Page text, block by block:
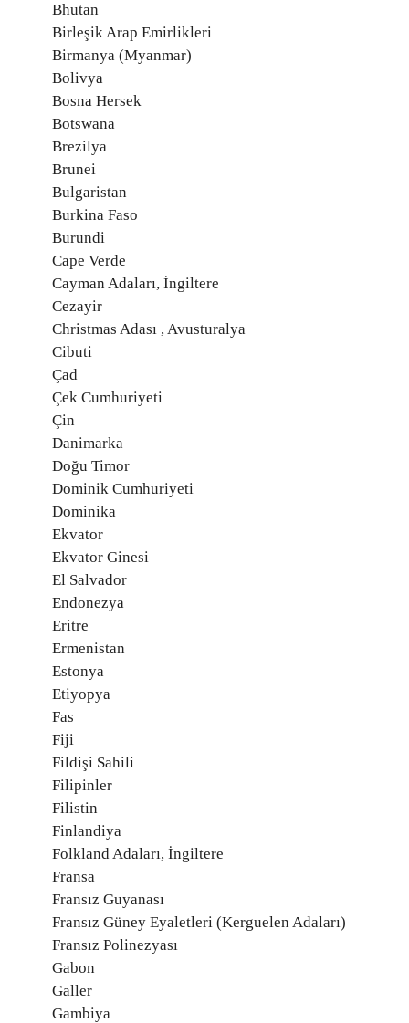
Bhutan
Birleşik Arap Emirlikleri
Birmanya (Myanmar)
Bolivya
Bosna Hersek
Botswana
Brezilya
Brunei
Bulgaristan
Burkina Faso
Burundi
Cape Verde
Cayman Adaları, İngiltere
Cezayir
Christmas Adası , Avusturalya
Cibuti
Çad
Çek Cumhuriyeti
Çin
Danimarka
Doğu Timor
Dominik Cumhuriyeti
Dominika
Ekvator
Ekvator Ginesi
El Salvador
Endonezya
Eritre
Ermenistan
Estonya
Etiyopya
Fas
Fiji
Fildişi Sahili
Filipinler
Filistin
Finlandiya
Folkland Adaları, İngiltere
Fransa
Fransız Guyanası
Fransız Güney Eyaletleri (Kerguelen Adaları)
Fransız Polinezyası
Gabon
Galler
Gambiya